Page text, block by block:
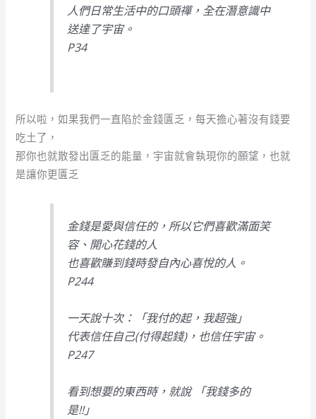
人們日常生活中的口頭禪，全在潛意識中
送達了宇宙。
P34
所以啦，如果我們一直陷於金錢匱乏，每天擔心著沒有錢要
吃土了，
那你也就散發出匱乏的能量，宇宙就會執現你的願望，也就
是讓你更匱乏
金錢是愛與信任的，所以它們喜歡滿面笑
容、開心花錢的人
也喜歡賺到錢時發自內心喜悅的人。
P244
一天說十次：「我付的起，我超強」
代表信任自己(付得起錢)，也信任宇宙。
P247
看到想要的東西時，就說 「我錢多的
是!!」